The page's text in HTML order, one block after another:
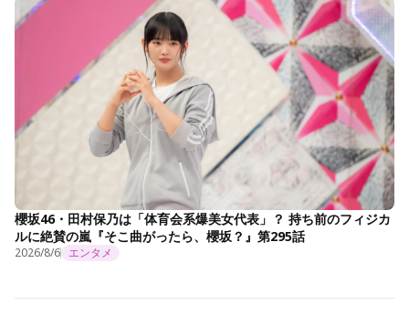
櫻坂46・田村保乃は「体育会系爆美女代表」？ 持ち前のフィジカ
ルに絶賛の嵐『そこ曲がったら、櫻坂？』第295話
2026/8/6 エンタメ